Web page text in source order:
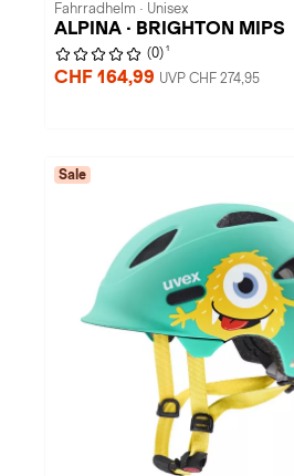
Fahrradhelm · Unisex
ALPINA · BRIGHTON MIPS
(0) 1
CHF 164,99 UVP CHF 274,95
Sale